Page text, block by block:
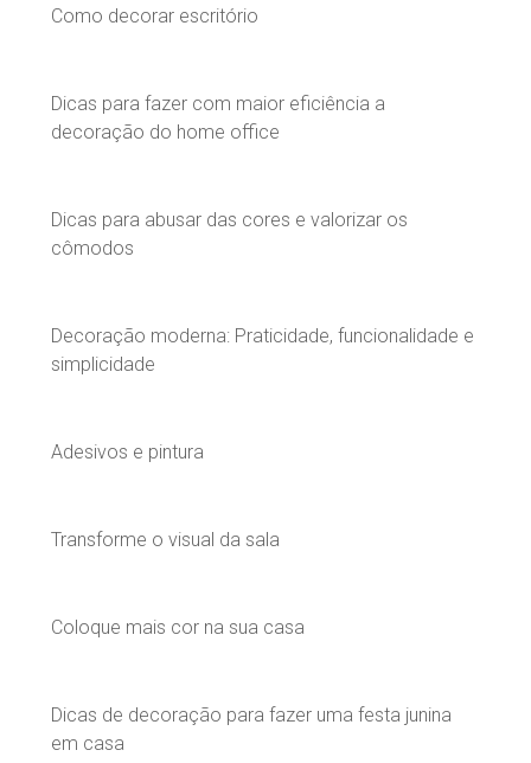
Como decorar escritório
Dicas para fazer com maior eficiência a
decoração do home office
Dicas para abusar das cores e valorizar os
cômodos
Decoração moderna: Praticidade, funcionalidade e
simplicidade
Adesivos e pintura
Transforme o visual da sala
Coloque mais cor na sua casa
Dicas de decoração para fazer uma festa junina
em casa